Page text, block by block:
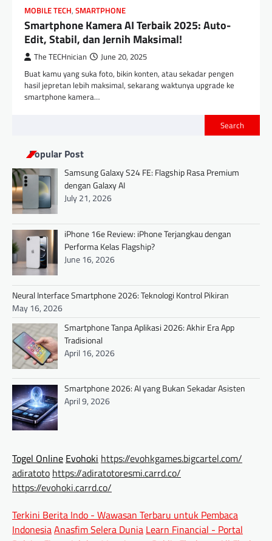
MOBILE TECH, SMARTPHONE
Smartphone Kamera AI Terbaik 2025: Auto-
Edit, Stabil, dan Jernih Maksimal!
The TECHnician June 20, 2025
Buat kamu yang suka foto, bikin konten, atau sekadar pengen
hasil jepretan lebih maksimal, sekarang waktunya upgrade ke
smartphone kamera…
Search
Popular Post
Samsung Galaxy S24 FE: Flagship Rasa Premium
dengan Galaxy AI
July 21, 2026
iPhone 16e Review: iPhone Terjangkau dengan
Performa Kelas Flagship?
June 16, 2026
Neural Interface Smartphone 2026: Teknologi Kontrol Pikiran
May 16, 2026
Smartphone Tanpa Aplikasi 2026: Akhir Era App
Tradisional
April 16, 2026
Smartphone 2026: AI yang Bukan Sekadar Asisten
April 9, 2026
Togel Online Evohoki https://evohkgames.bigcartel.com/
adiratoto https://adiratotoresmi.carrd.co/
https://evohoki.carrd.co/
Terkini Berita Indo - Wawasan Terbaru untuk Pembaca
IndonesiaAnasfim Selera Dunia Learn Financial - Portal